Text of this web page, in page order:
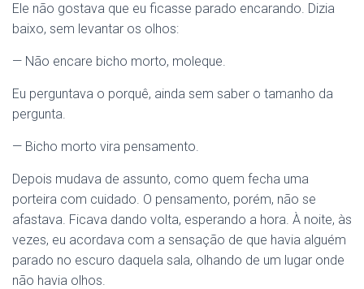
Ele não gostava que eu ficasse parado encarando. Dizia
baixo, sem levantar os olhos:
— Não encare bicho morto, moleque.
Eu perguntava o porquê, ainda sem saber o tamanho da
pergunta.
— Bicho morto vira pensamento.
Depois mudava de assunto, como quem fecha uma
porteira com cuidado. O pensamento, porém, não se
afastava. Ficava dando volta, esperando a hora. À noite, às
vezes, eu acordava com a sensação de que havia alguém
parado no escuro daquela sala, olhando de um lugar onde
não havia olhos.